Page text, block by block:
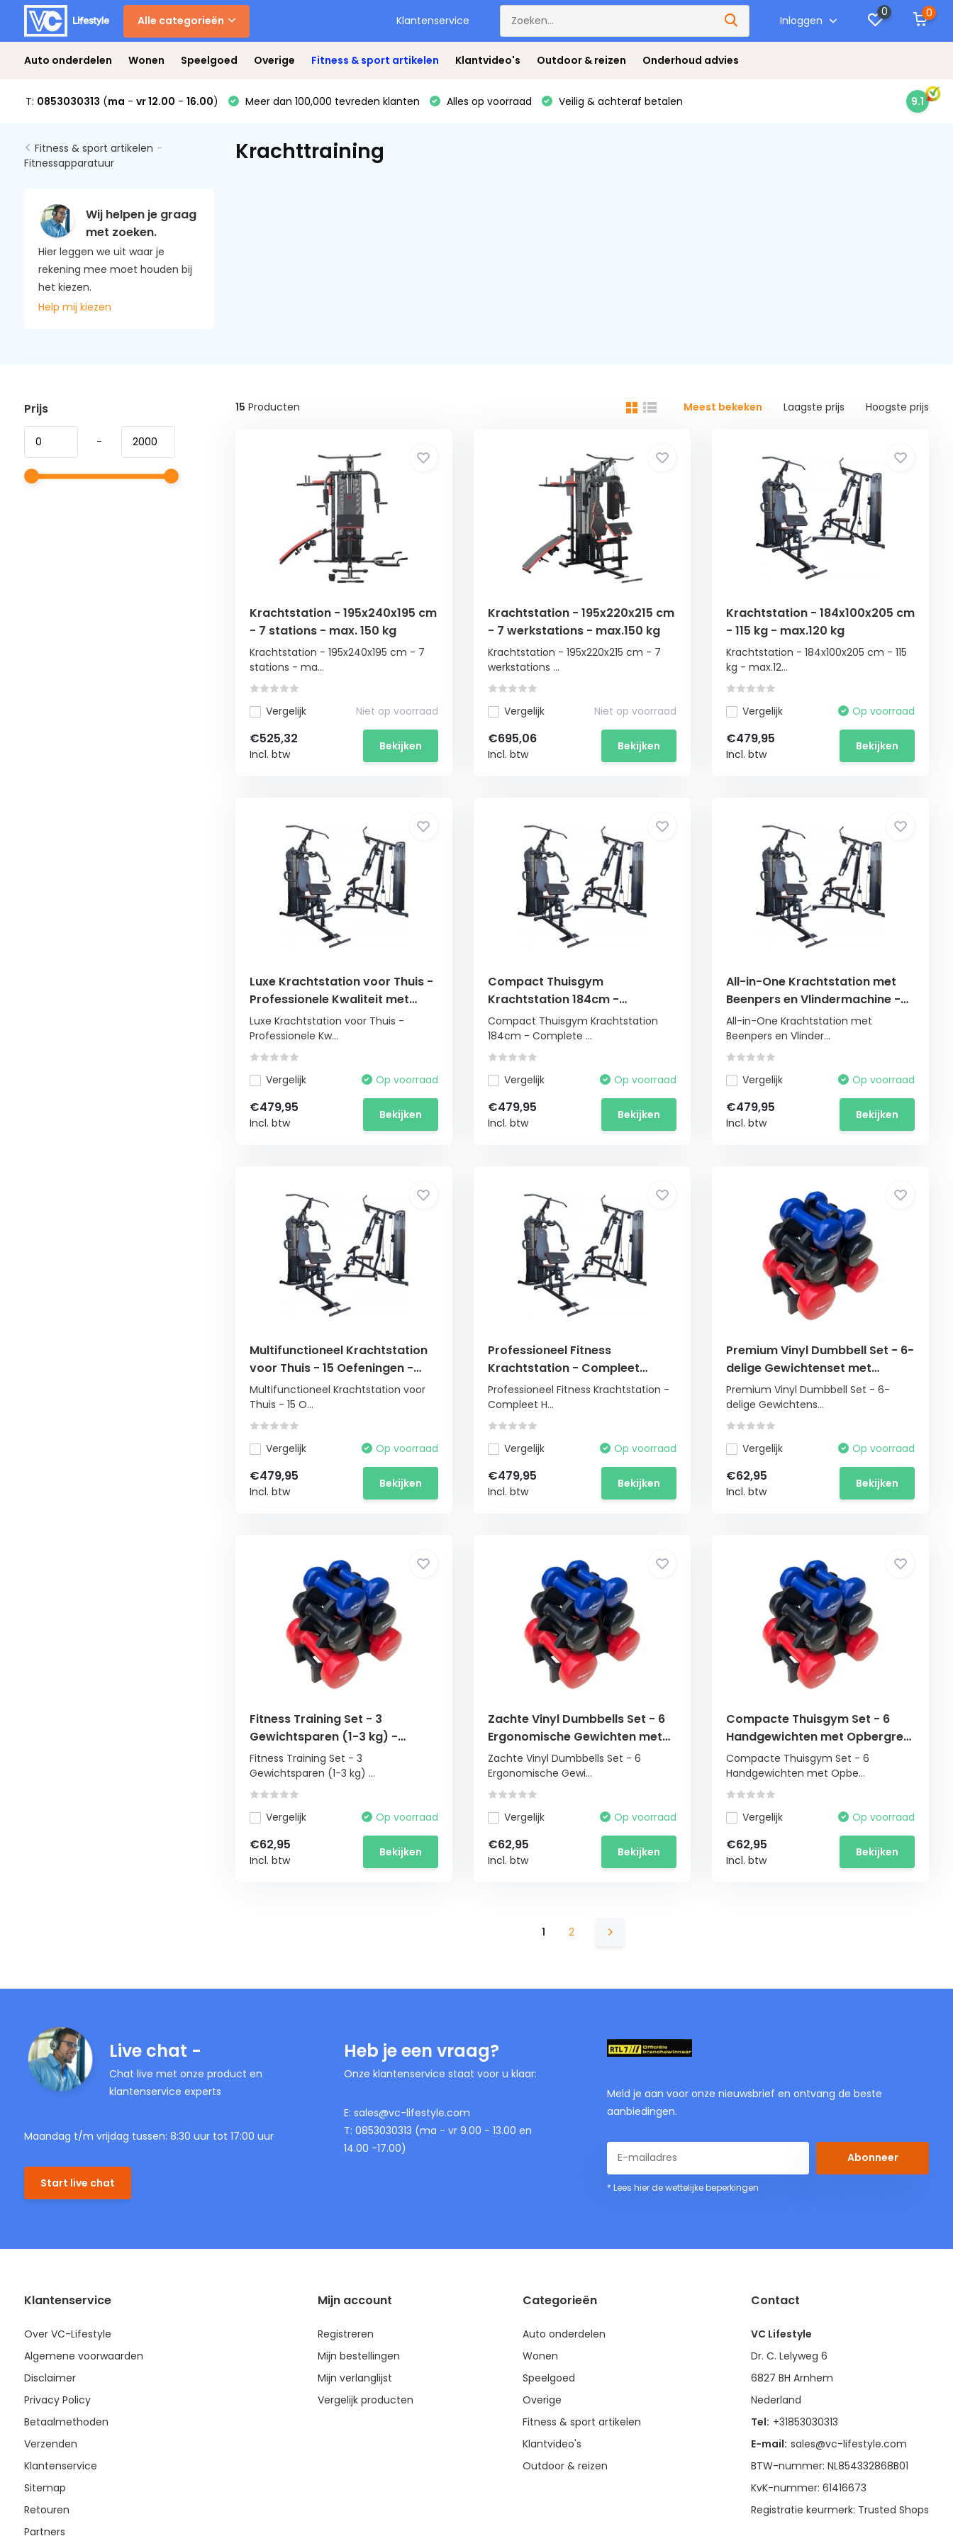
Alle categorieën Klantenservice Inloggen
0 0
Auto onderdelen Wonen Speelgoed Overige Fitness & sport artikelen Klantvideo's Outdoor & reizen Onderhoud advies
T: 0853030313 (ma - vr 12.00 - 16.00) Meer dan 100,000 tevreden klanten Alles op voorraad Veilig & achteraf betalen 9.1
Fitness & sport artikelen -
Fitnessapparatuur
Wij helpen je graag
met zoeken.
Hier leggen we uit waar je
rekening mee moet houden bij
het kiezen.
Help mij kiezen
Krachttraining
Prijs
-
15 Producten Meest bekeken Laagste prijs Hoogste prijs
Krachtstation - 195x240x195 cm
- 7 stations - max. 150 kg
Krachtstation - 195x240x195 cm - 7
stations - ma...
Vergelijk Niet op voorraad
€525,32
Incl. btw
Bekijken
Krachtstation - 195x220x215 cm
- 7 werkstations - max.150 kg
Krachtstation - 195x220x215 cm - 7
werkstations ...
Vergelijk Niet op voorraad
€695,06
Incl. btw
Bekijken
Krachtstation - 184x100x205 cm
- 115 kg - max.120 kg
Krachtstation - 184x100x205 cm - 115
kg - max.12...
Vergelijk Op voorraad
€479,95
Incl. btw
Bekijken
Luxe Krachtstation voor Thuis -
Professionele Kwaliteit met
Soepele Kabelloop
Luxe Krachtstation voor Thuis -
Professionele Kw...
Vergelijk Op voorraad
€479,95
Incl. btw
Bekijken
Compact Thuisgym
Krachtstation 184cm -
Complete Fitness Apparatuur
Compact Thuisgym Krachtstation
184cm - Complete ...
Vergelijk Op voorraad
€479,95
Incl. btw
Bekijken
All-in-One Krachtstation met
Beenpers en Vlindermachine -
Max 120kg Belasting
All-in-One Krachtstation met
Beenpers en Vlinder...
Vergelijk Op voorraad
€479,95
Incl. btw
Bekijken
Multifunctioneel Krachtstation
voor Thuis - 15 Oefeningen -
Inclusief Beenpers
Multifunctioneel Krachtstation voor
Thuis - 15 O...
Vergelijk Op voorraad
€479,95
Incl. btw
Bekijken
Professioneel Fitness
Krachtstation - Compleet
Homegym Systeem met 65kg
Gewichtstapel
Professioneel Fitness Krachtstation -
Compleet H...
Vergelijk Op voorraad
€479,95
Incl. btw
Bekijken
Premium Vinyl Dumbbell Set - 6-
delige Gewichtenset met
Standaard - 1 tot 3 kg
Premium Vinyl Dumbbell Set - 6-
delige Gewichtens...
Vergelijk Op voorraad
€62,95
Incl. btw
Bekijken
Fitness Training Set - 3
Gewichtsparen (1-3 kg) -
Inclusief Opbergstandaard
Fitness Training Set - 3
Gewichtsparen (1-3 kg) ...
Vergelijk Op voorraad
€62,95
Incl. btw
Bekijken
Zachte Vinyl Dumbbells Set - 6
Ergonomische Gewichten met
Standaard - 1-3 kg
Zachte Vinyl Dumbbells Set - 6
Ergonomische Gewi...
Vergelijk Op voorraad
€62,95
Incl. btw
Bekijken
Compacte Thuisgym Set - 6
Handgewichten met Opbergrek
- 1-3 kg Vinyl
Compacte Thuisgym Set - 6
Handgewichten met Opbe...
Vergelijk Op voorraad
€62,95
Incl. btw
Bekijken
1 2
Live chat -
Chat live met onze product en
klantenservice experts
Maandag t/m vrijdag tussen: 8:30 uur tot 17:00 uur
Start live chat
Heb je een vraag?
Onze klantenservice staat voor u klaar:
E: sales@vc-lifestyle.com
T: 0853030313 (ma - vr 9.00 - 13.00 en
14.00 -17.00)
Meld je aan voor onze nieuwsbrief en ontvang de beste
aanbiedingen.
Abonneer
* Lees hier de wettelijke beperkingen
Klantenservice
Over VC-Lifestyle
Algemene voorwaarden
Disclaimer
Privacy Policy
Betaalmethoden
Verzenden
Klantenservice
Sitemap
Retouren
Partners
Mijn account
Registreren
Mijn bestellingen
Mijn verlanglijst
Vergelijk producten
Categorieën
Auto onderdelen
Wonen
Speelgoed
Overige
Fitness & sport artikelen
Klantvideo's
Outdoor & reizen
Contact
VC Lifestyle
Dr. C. Lelyweg 6
6827 BH Arnhem
Nederland
Tel: +31853030313
E-mail: sales@vc-lifestyle.com
BTW-nummer: NL854332868B01
KvK-nummer: 61416673
Registratie keurmerk: Trusted Shops